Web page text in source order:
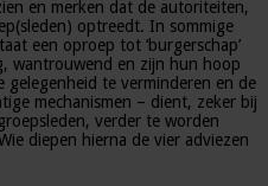
en merken dat de autoriteiten,
optreedt. In sommige
een oproep tot ‘burgerschap’
wantrouwend en zijn hun hoop
gelegenheid te verminderen en de
mechanismen – dient, zeker bij
verder te worden
diepen hierna de vier adviezen